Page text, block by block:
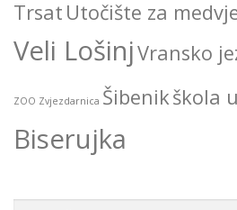
Trsat Utočište za
Veli LošinjVransko
ZOO Zvjezdarnica Šibenikškola
Biserujka